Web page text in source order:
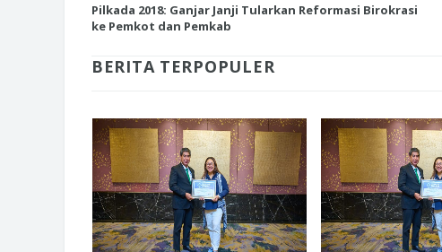
Pilkada 2018: Ganjar Janji Tularkan Reformasi Birokrasi
ke Pemkot dan Pemkab
BERITA TERPOPULER